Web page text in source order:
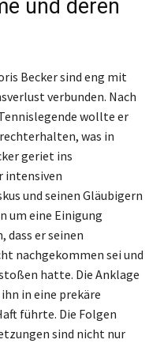
und deren
Becker sind eng mit
verbunden. Nach
wollte er
was in
geriet ins
intensiven
und seinen Gläubigern
um eine Einigung
dass er seinen
nachgekommen sei und
hatte. Die Anklage
in eine prekäre
führte. Die Folgen
sind nicht nur